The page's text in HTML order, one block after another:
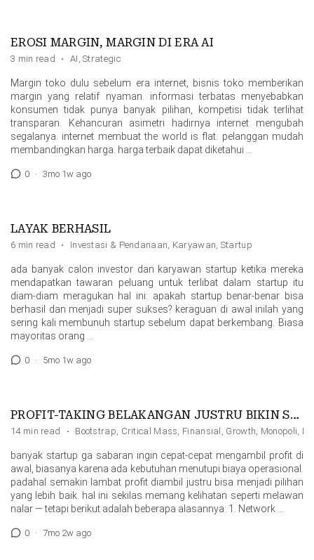
EROSI MARGIN, MARGIN DI ERA AI
3 min read · AI ,Strategic
Margin toko dulu sebelum era internet, bisnis toko memberikan
margin yang relatif nyaman. informasi terbatas menyebabkan
konsumen tidak punya banyak pilihan, kompetisi tidak terlihat
transparan. Kehancuran asimetri hadirnya internet mengubah
segalanya. internet membuat the world is flat. pelanggan mudah
membandingkan harga. harga terbaik dapat diketahui …
0 · 3mo 1w ago
LAYAK BERHASIL
6 min read · Investasi & Pendanaan, Karyawan, Startup
ada banyak calon investor dan karyawan startup ketika mereka
mendapatkan tawaran peluang untuk terlibat dalam startup itu
diam-diam meragukan hal ini: apakah startup benar-benar bisa
berhasil dan menjadi super sukses? keraguan di awal inilah yang
sering kali membunuh startup sebelum dapat berkembang. Biasa
mayoritas orang …
0 · 5mo 1w ago
PROFIT-TAKING BELAKANGAN JUSTRU BIKIN STARTUP LEBIH UNGGUL
14 min read · Bootstrap, Critical Mass, Finansial , Growth, Monopoli,
banyak startup ga sabaran ingin cepat-cepat mengambil profit di
awal, biasanya karena ada kebutuhan menutupi biaya operasional.
padahal semakin lambat profit diambil justru bisa menjadi pilihan
yang lebih baik. hal ini sekilas memang kelihatan seperti melawan
nalar — tetapi berikut adalah beberapa alasannya: 1. Network …
0 · 7mo 2w ago